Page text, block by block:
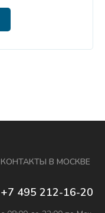
КОНТАКТЫ В МОСКВЕ
+7 495 212-16-20